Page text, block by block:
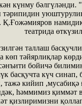
күнму
тәрипидин
Қ.Ғожəмияров
театрида
таллаш
көп тəйярлиқлар
бойичə
басқучта күч
тажə кийип
һəммимиз қиммəт
қизлиримизни